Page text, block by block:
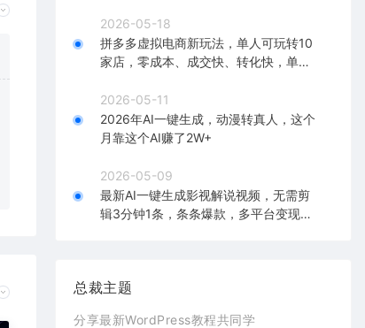
2026-05-18
拼多多虚拟电商新玩法，单人可玩转10
家店，零成本、成交快、转化快，单店
2026-05-11
2026年AI一键生成，动漫转真人，这个
月靠这个AI赚了2W+
2026-05-09
最新AI一键生成影视解说视频，无需剪
辑3分钟1条，条条爆款，多平台变现日
总裁主题
分享最新WordPress教程共同学